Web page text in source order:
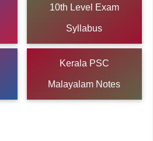
10th Level Exam
Syllabus
Kerala PSC
Malayalam Notes